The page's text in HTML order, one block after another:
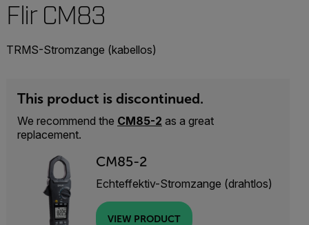
Flir CM83
TRMS-Stromzange (kabellos)
This product is discontinued.
We recommend the CM85-2 as a great
replacement.
CM85-2
Echteffektiv-Stromzange (drahtlos)
VIEW PRODUCT